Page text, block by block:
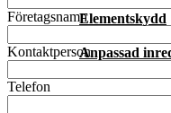
Elementskydd
Anpassad
Företagsnamn
Kontaktperson
Telefon